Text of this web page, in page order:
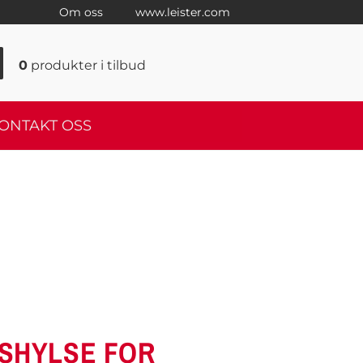
Om oss www.leister.com
0 produkter i tilbud
OSS
FOR